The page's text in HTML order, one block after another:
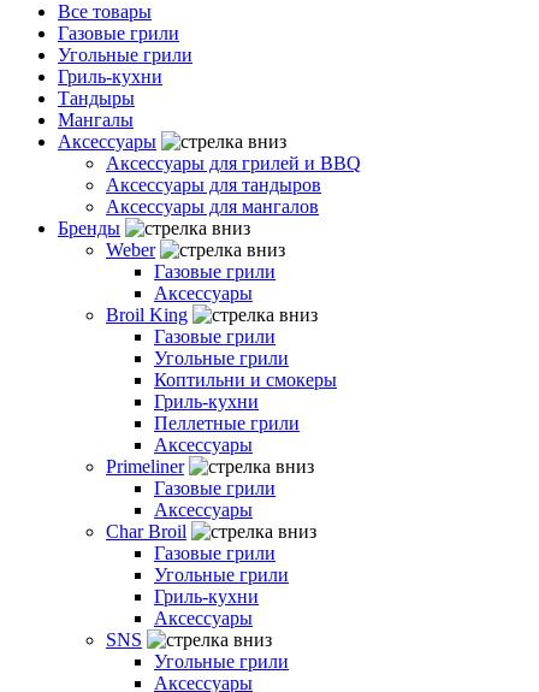
Все товары
Газовые грили
Угольные грили
Гриль-кухни
Тандыры
Мангалы
Аксессуары
Аксессуары для грилей и BBQ
Аксессуары для тандыров
Аксессуары для мангалов
Бренды
Weber
Газовые грили
Аксессуары
Broil King
Газовые грили
Угольные грили
Коптильни и смокеры
Гриль-кухни
Пеллетные грили
Аксессуары
Primeliner
Газовые грили
Аксессуары
Char Broil
Газовые грили
Угольные грили
Гриль-кухни
Аксессуары
SNS
Угольные грили
Аксессуары